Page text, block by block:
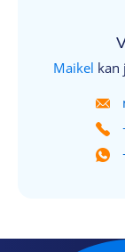
Maikel kan